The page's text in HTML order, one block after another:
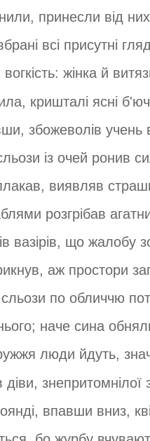
принесли від
всі присутні
жінка й
кришталі ясні
збожеволів учень
із очей ронив
виявляв
розгрібав
вазірів, що жалобу
аж простори
по обличчю
наче сина
люди йдуть,
знепритомнілої
впавши вниз,